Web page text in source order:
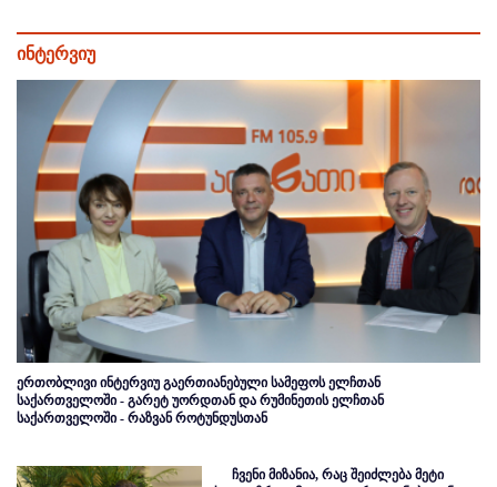
ინტერვიუ
ერთობლივი ინტერვიუ გაერთიანებული სამეფოს ელჩთან
საქართველოში - გარეტ უორდთან და რუმინეთის ელჩთან
საქართველოში - რაზვან როტუნდუსთან
ჩვენი მიზანია, რაც შეიძლება მეტი